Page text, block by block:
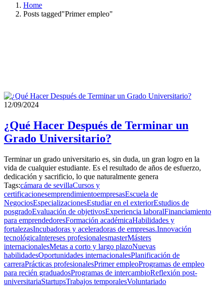
Home
Posts tagged"Primer empleo"
12/09/2024
¿Qué Hacer Después de Terminar un
Grado Universitario?
Terminar un grado universitario es, sin duda, un gran logro en la
vida de cualquier estudiante. Es el resultado de años de esfuerzo,
dedicación y sacrificio, lo que naturalmente genera
Tags:cámara de sevillaCursos y
certificacionesemprendimientoempresasEscuela de
NegociosEspecializacionesEstudiar en el exteriorEstudios de
posgradoEvaluación de objetivosExperiencia laboralFinanciamiento
para emprendedoresFormación académicaHabilidades y
fortalezasIncubadoras y aceleradoras de empresas.Innovación
tecnológicaIntereses profesionalesmasterMásters
internacionalesMetas a corto y largo plazoNuevas
habilidadesOportunidades internacionalesPlanificación de
carreraPrácticas profesionalesPrimer empleoProgramas de empleo
para recién graduadosProgramas de intercambioReflexión post-
universitariaStartupsTrabajos temporalesVoluntariado